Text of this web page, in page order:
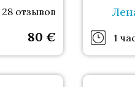
28 отзывов
80€ 1